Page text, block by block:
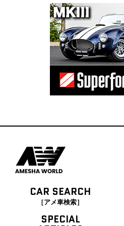
CAR SEARCH
［アメ車検索］
SPECIAL